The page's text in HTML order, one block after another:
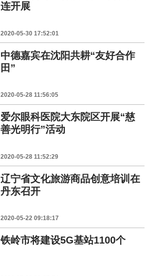
连开展
2020-05-30 17:52:01
中德嘉宾在沈阳共耕“友好合作
田”
2020-05-28 11:56:05
爱尔眼科医院大东院区开展“慈
善光明行”活动
2020-05-28 11:52:29
辽宁省文化旅游商品创意培训在
丹东召开
2020-05-22 09:18:17
铁岭市将建设5G基站1100个